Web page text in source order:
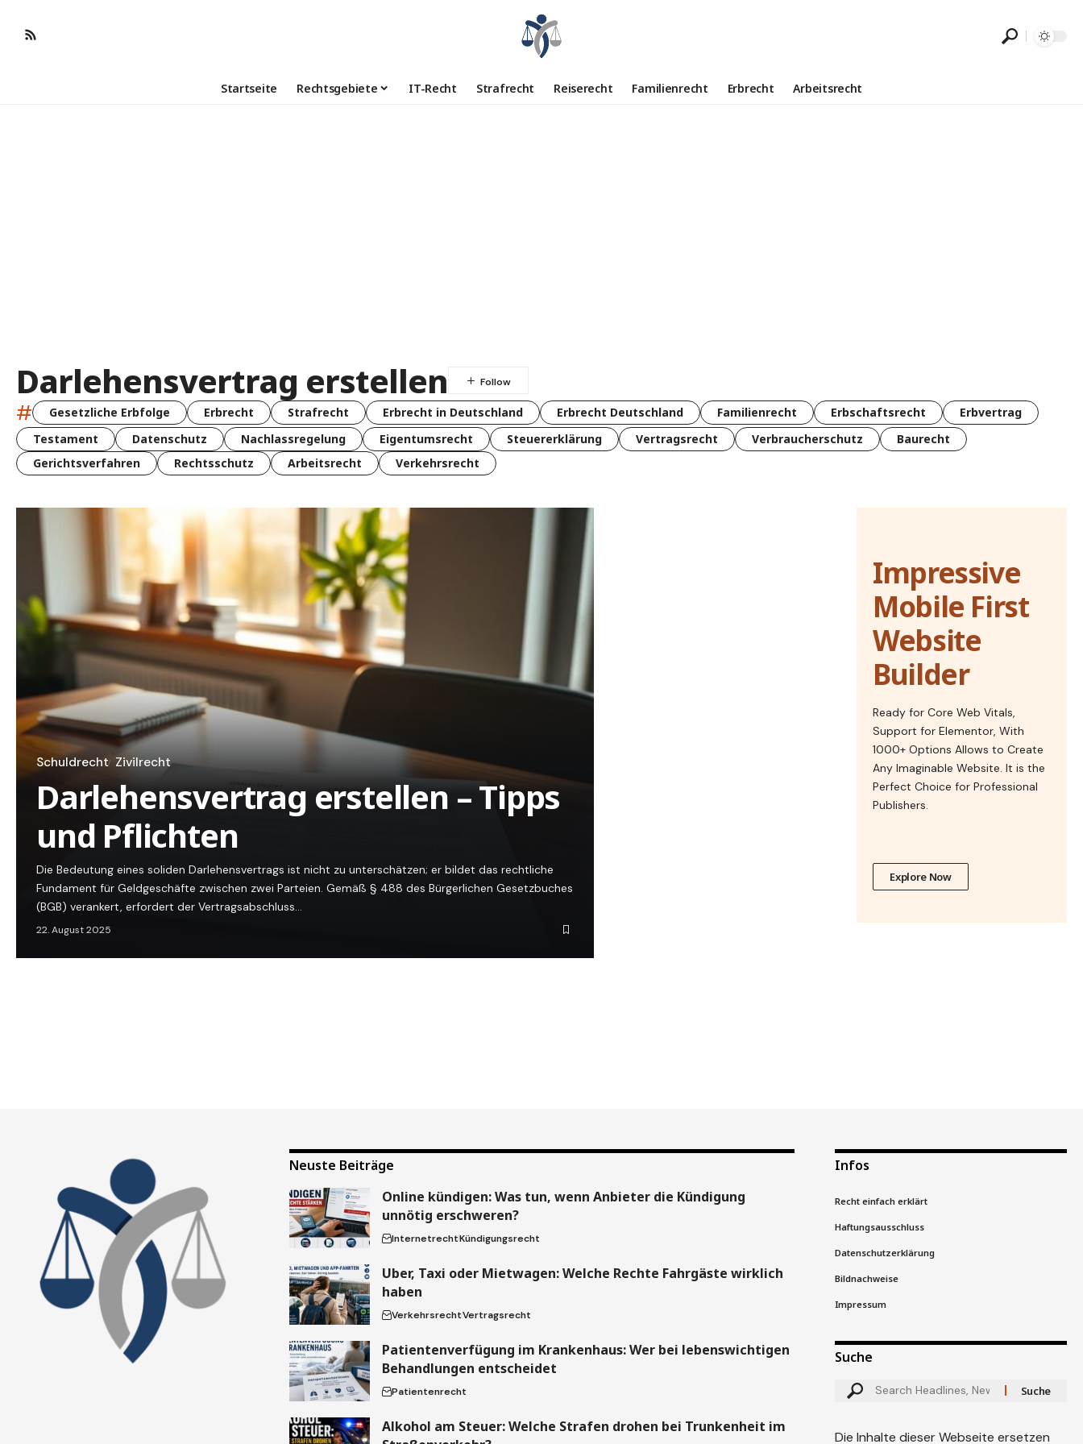
Startseite Rechtsgebiete IT-Recht Strafrecht Reiserecht Familienrecht Erbrecht Arbeitsrecht
Darlehensvertrag erstellen
# Gesetzliche Erbfolge Erbrecht Strafrecht Erbrecht in Deutschland Erbrecht Deutschland Familienrecht Erbschaftsrecht
Erbvertrag
Testament
Datenschutz Nachlassregelung Eigentumsrecht Steuererklärung Vertragsrecht Verbraucherschutz
Baurecht
Gerichtsverfahren
Rechtsschutz Arbeitsrecht Verkehrsrecht
Schuldrecht Zivilrecht
Darlehensvertrag erstellen – Tipps
und Pflichten
Die Bedeutung eines soliden Darlehensvertrags ist nicht zu unterschätzen; er bildet das rechtliche
Fundament für Geldgeschäfte zwischen zwei Parteien. Gemäß § 488 des Bürgerlichen Gesetzbuches
(BGB) verankert, erfordert der Vertragsabschluss…
22. August 2025
Impressive
Mobile First
Website
Builder
Ready for Core Web Vitals,
Support for Elementor, With
1000+ Options Allows to Create
Any Imaginable Website. It is the
Perfect Choice for Professional
Publishers.
Explore Now
Neuste Beiträge
Online kündigen: Was tun, wenn Anbieter die Kündigung
unnötig erschweren?
InternetrechtKündigungsrecht
Uber, Taxi oder Mietwagen: Welche Rechte Fahrgäste wirklich
haben
VerkehrsrechtVertragsrecht
Patientenverfügung im Krankenhaus: Wer bei lebenswichtigen
Behandlungen entscheidet
Patientenrecht
Alkohol am Steuer: Welche Strafen drohen bei Trunkenheit im
Infos
Recht einfach erklärt
Haftungsausschluss
Datenschutzerklärung
Bildnachweise
Impressum
Suche
Die Inhalte dieser Webseite ersetzen